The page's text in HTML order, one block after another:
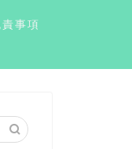
責事項